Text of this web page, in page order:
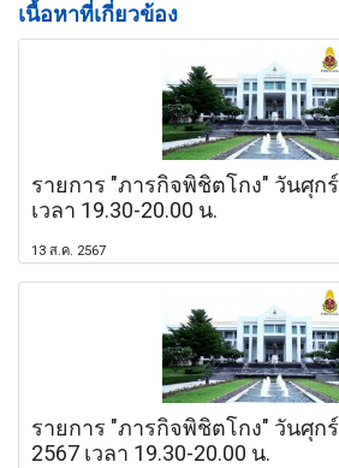
เนื้อหาที่เกี่ยวข้อง
รายการ "ภารกิจพิชิตโกง" วันศุก
เวลา 19.30-20.00 น.
13 ส.ค. 2567
รายการ "ภารกิจพิชิตโกง" วันศุก
2567 เวลา 19.30-20.00 น.